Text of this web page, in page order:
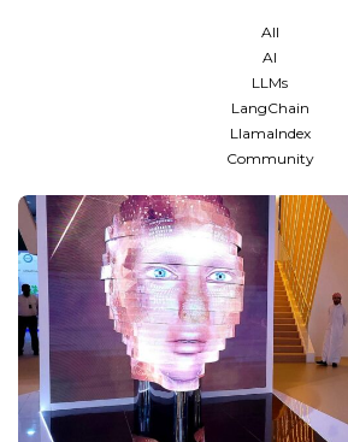
All
AI
LLMs
LangChain
LlamaIndex
Community